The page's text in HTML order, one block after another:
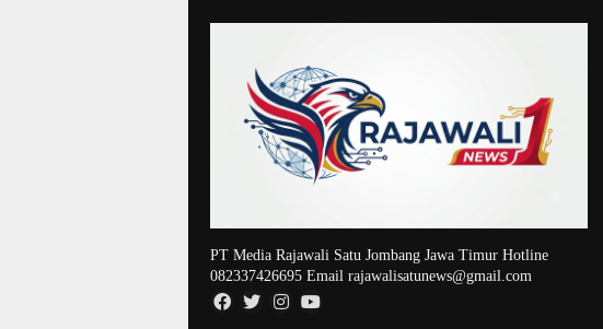
PT Media Rajawali Satu Jombang Jawa Timur Hotline
082337426695 Email rajawalisatunews@gmail.com